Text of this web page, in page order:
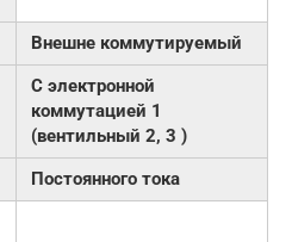
Внешне коммутируемый
С электронной
коммутацией 1
(вентильный 2, 3 )
Постоянного тока